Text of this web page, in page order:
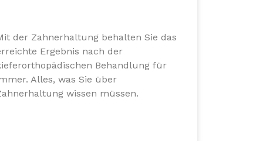
der Zahnerhaltung behalten Sie das
Ergebnis nach der
Behandlung für
Alles, was Sie über
wissen müssen.